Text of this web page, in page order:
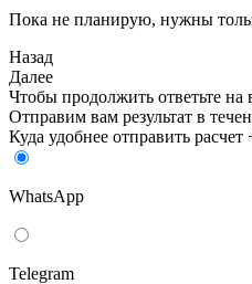
Пока не планирую, нужны
Назад
Далее
Чтобы продолжить ответьте
Отправим вам результат в
Куда удобнее отправить расчет
WhatsApp
Telegram